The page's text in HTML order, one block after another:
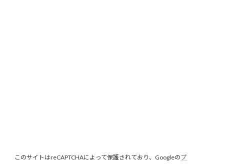
このサイトはreCAPTCHAによって保護されており、Googleのプ